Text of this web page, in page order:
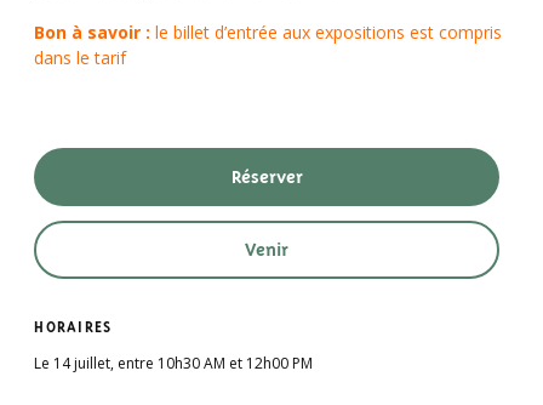
Bon à savoir :le billet d’entrée aux expositions est compris
dans le tarif
Réserver
Venir
HORAIRES
Le 14 juillet, entre 10h30 AM et 12h00 PM